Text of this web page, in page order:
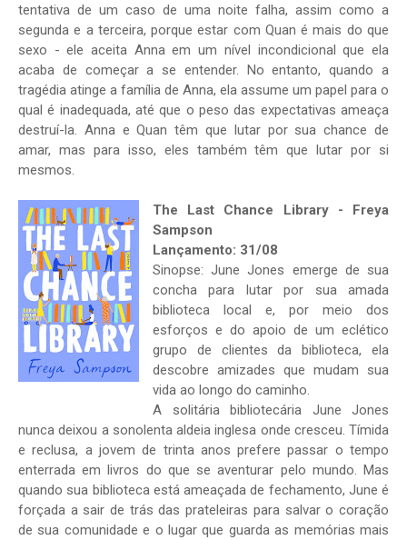
tentativa de um caso de uma noite falha, assim como a
segunda e a terceira, porque estar com Quan é mais do que
sexo - ele aceita Anna em um nível incondicional que ela
acaba de começar a se entender. No entanto, quando a
tragédia atinge a família de Anna, ela assume um papel para o
qual é inadequada, até que o peso das expectativas ameaça
destruí-la. Anna e Quan têm que lutar por sua chance de
amar, mas para isso, eles também têm que lutar por si
mesmos.
The Last Chance Library - Freya
Sampson
Lançamento: 31/08
Sinopse: June Jones emerge de sua
concha para lutar por sua amada
biblioteca local e, por meio dos
esforços e do apoio de um eclético
grupo de clientes da biblioteca, ela
descobre amizades que mudam sua
vida ao longo do caminho.
A solitária bibliotecária June Jones
nunca deixou a sonolenta aldeia inglesa onde cresceu. Tímida
e reclusa, a jovem de trinta anos prefere passar o tempo
enterrada em livros do que se aventurar pelo mundo. Mas
quando sua biblioteca está ameaçada de fechamento, June é
forçada a sair de trás das prateleiras para salvar o coração
de sua comunidade e o lugar que guarda as memórias mais